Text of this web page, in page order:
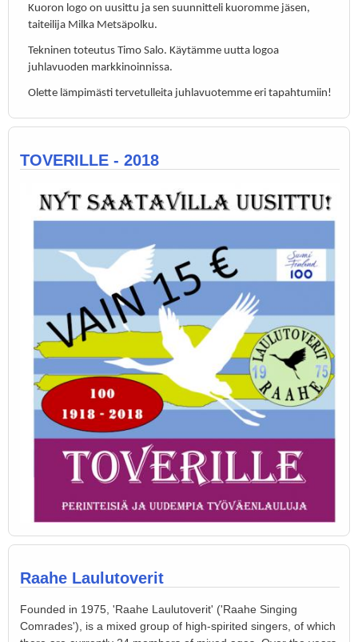
Kuoron logo on uusittu ja sen suunnitteli kuoromme jäsen,
taiteilija Milka Metsäpolku.
Tekninen toteutus Timo Salo. Käytämme uutta logoa
juhlavuoden markkinoinnissa.
Olette lämpimästi tervetulleita juhlavuotemme eri tapahtumiin!
TOVERILLE - 2018
Raahe Laulutoverit
Founded in 1975, 'Raahe Laulutoverit' ('Raahe Singing
Comrades'), is a mixed group of high-spirited singers, of which